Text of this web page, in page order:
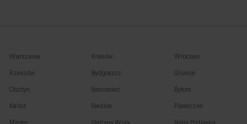
Warszawa Kraków Wrocław
Rzeszów Bydgoszcz Gliwice
Olsztyn Sosnowiec Bytom
Kalisz Siedlce Piaseczno